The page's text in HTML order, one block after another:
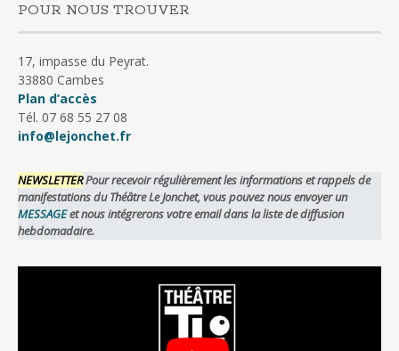
POUR NOUS TROUVER
17, impasse du Peyrat.
33880 Cambes
Plan d’accès
Tél. 07 68 55 27 08
info@lejonchet.fr
NEWSLETTERPour recevoir régulièrement les informations et rappels de
manifestations du Théâtre Le Jonchet, vous pouvez nous envoyer un
MESSAGEet nous intégrerons votre email dans la liste de diffusion
hebdomadaire.